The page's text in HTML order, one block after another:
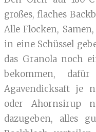
großes, flaches
Alle Flocken,
in eine Schüssel
das Granola noch
bekommen,
Agavendicksaft je
oder Ahornsirup
dazugeben, alles